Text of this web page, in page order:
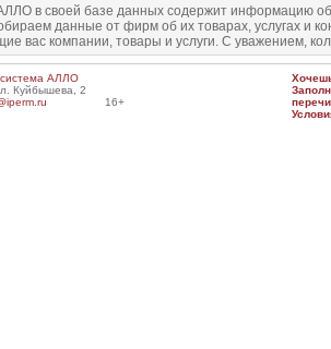
в своей базе данных содержит информацию
данные от фирм об их товарах, услугах и
вас компании, товары и услуги. С уважением,
система АЛЛО
Куйбышева, 2
16+